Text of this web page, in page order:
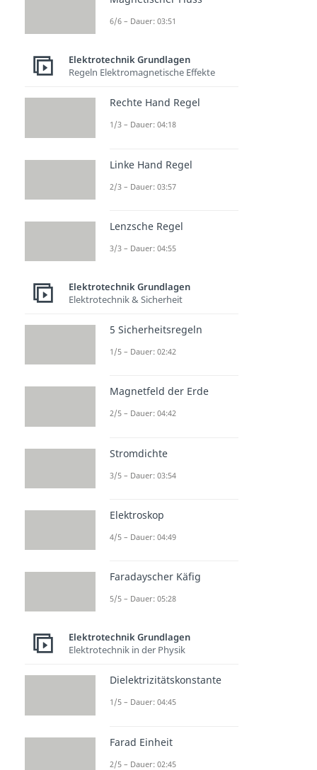
6/6 – Dauer: 03:51
Elektrotechnik Grundlagen
Regeln Elektromagnetische Effekte
Rechte Hand Regel
1/3 – Dauer: 04:18
Linke Hand Regel
2/3 – Dauer: 03:57
Lenzsche Regel
3/3 – Dauer: 04:55
Elektrotechnik Grundlagen
Elektrotechnik & Sicherheit
5 Sicherheitsregeln
1/5 – Dauer: 02:42
Magnetfeld der Erde
2/5 – Dauer: 04:42
Stromdichte
3/5 – Dauer: 03:54
Elektroskop
4/5 – Dauer: 04:49
Faradayscher Käfig
5/5 – Dauer: 05:28
Elektrotechnik Grundlagen
Elektrotechnik in der Physik
Dielektrizitätskonstante
1/5 – Dauer: 04:45
Farad Einheit
2/5 – Dauer: 02:45